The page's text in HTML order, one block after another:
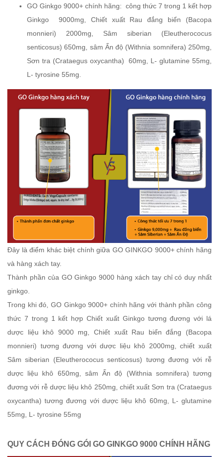
GO Ginkgo 9000+ chính hãng: công thức 7 trong 1 kết hợp
Ginkgo 9000mg, Chiết xuất Rau đắng biển (Bacopa
monnieri) 2000mg, Sâm siberian (Eleutherococus
senticosus) 650mg, sâm Ấn độ (Withnia somnifera) 250mg,
Sơn tra (Crataegus oxycantha) 60mg, L- glutamine 55mg,
L- tyrosine 55mg.
Đây là điểm khác biệt chính giữa GO GINKGO 9000+ chính hãng
và hàng xách tay.
Thành phần của GO Ginkgo 9000 hàng xách tay chỉ có duy nhất
ginkgo.
Trong khi đó, GO Ginkgo 9000+ chính hãng với thành phần công
thức 7 trong 1 kết hợp Chiết xuất Ginkgo tương đương với lá
dược liệu khô 9000 mg, Chiết xuất Rau biển đắng (Bacopa
monnieri) tương đương với dược liệu khô 2000mg, chiết xuất
Sâm siberian (Eleutherococus senticosus) tương đương với rễ
dược liệu khô 650mg, sâm Ấn độ (Withnia somnifera) tương
đương với rễ dược liệu khô 250mg, chiết xuất Sơn tra (Crataegus
oxycantha) tương đương với dược liệu khô 60mg, L- glutamine
55mg, L- tyrosine 55mg
QUY CÁCH ĐÓNG GÓI GO GINKGO 9000 CHÍNH HÃNG